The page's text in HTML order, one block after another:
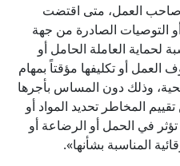
صاحب العمل، متى اقتضت
التوصيات الصادرة من جهة
لحماية العاملة الحامل أو
أو تكليفها مؤقتاً بمهام
وذلك دون المساس بأجرها
المخاطر تحديد المواد أو
في الحمل أو الرضاعة أو
المناسبة بشأنها».